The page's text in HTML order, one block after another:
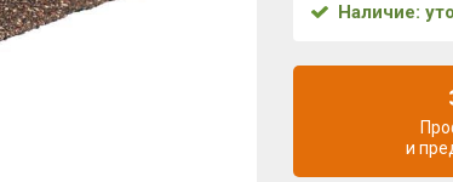
Наличие:
и